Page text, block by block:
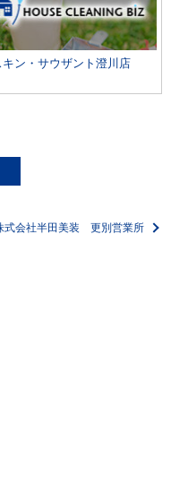
キン・サウザント澄川店
式会社半田美装 更別営業所